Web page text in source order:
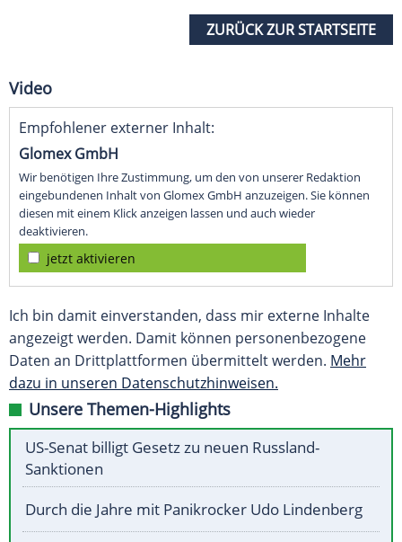
ZURÜCK ZUR STARTSEITE
Video
Empfohlener externer Inhalt:
Glomex GmbH
Wir benötigen Ihre Zustimmung, um den von unserer Redaktion
eingebundenen Inhalt von Glomex GmbH anzuzeigen. Sie können
diesen mit einem Klick anzeigen lassen und auch wieder
deaktivieren.
jetzt aktivieren
Ich bin damit einverstanden, dass mir externe Inhalte
angezeigt werden. Damit können personenbezogene
Daten an Drittplattformen übermittelt werden. Mehr
dazu in unseren Datenschutzhinweisen.
Unsere Themen-Highlights
US-Senat billigt Gesetz zu neuen Russland-
Sanktionen
Durch die Jahre mit Panikrocker Udo Lindenberg